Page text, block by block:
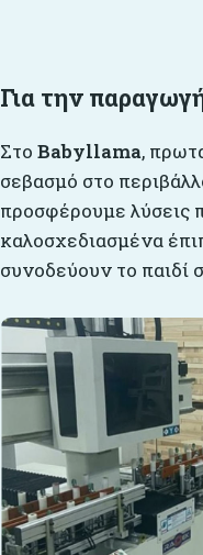
Για την
Στο Babyllama,
σεβασμό στο
προσφέρουμε λύσεις
καλοσχεδιασμένα
συνοδεύουν το παιδί